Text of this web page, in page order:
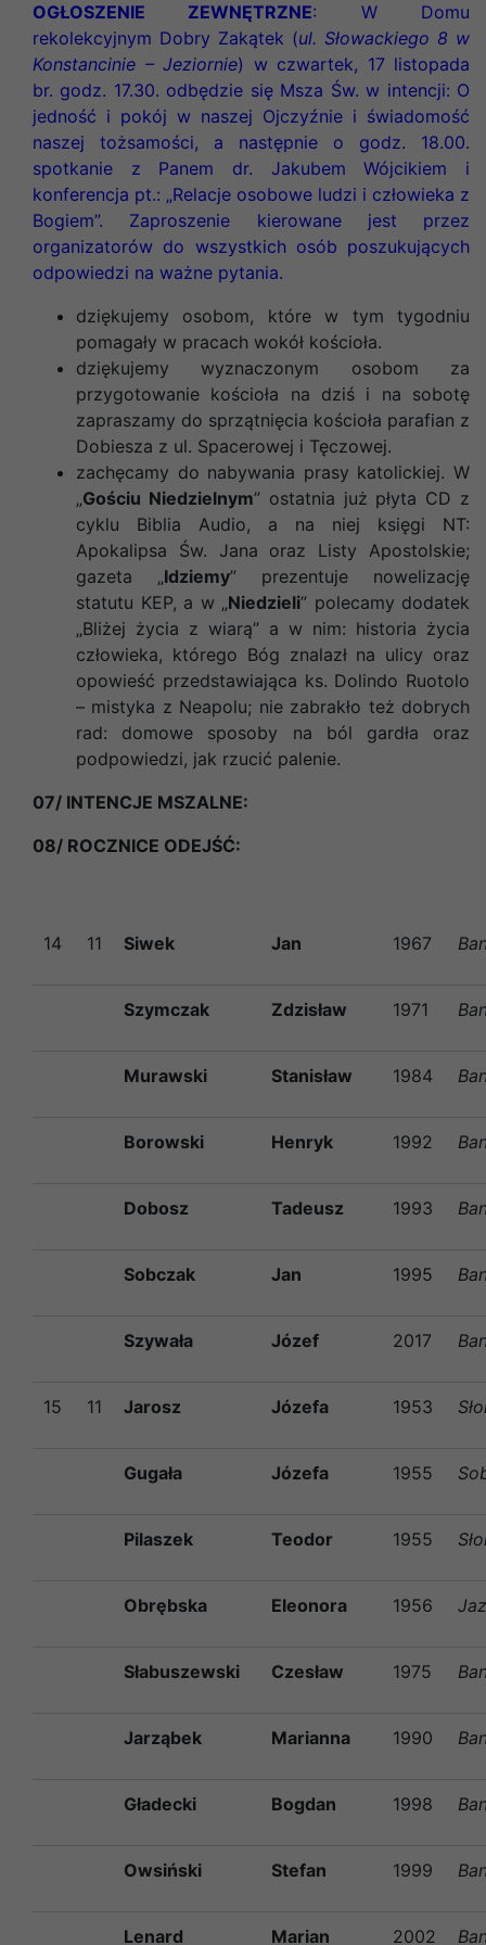
OGŁOSZENIE ZEWNĘTRZNE: W Domu
rekolekcyjnym Dobry Zakątek (ul. Słowackiego 8 w
Konstancinie – Jeziornie) w czwartek, 17 listopada
br. godz. 17.30. odbędzie się Msza Św. w intencji: O
jedność i pokój w naszej Ojczyźnie i świadomość
naszej tożsamości, a następnie o godz. 18.00.
spotkanie z Panem dr. Jakubem Wójcikiem i
konferencja pt.: „Relacje osobowe ludzi i człowieka z
Bogiem”. Zaproszenie kierowane jest przez
organizatorów do wszystkich osób poszukujących
odpowiedzi na ważne pytania.
dziękujemy osobom, które w tym tygodniu
pomagały w pracach wokół kościoła.
dziękujemy wyznaczonym osobom za
przygotowanie kościoła na dziś i na sobotę
zapraszamy do sprzątnięcia kościoła parafian z
Dobiesza z ul. Spacerowej i Tęczowej.
zachęcamy do nabywania prasy katolickiej. W
„Gościu Niedzielnym” ostatnia już płyta CD z
cyklu Biblia Audio, a na niej księgi NT:
Apokalipsa Św. Jana oraz Listy Apostolskie;
gazeta „Idziemy” prezentuje nowelizację
statutu KEP, a w „Niedzieli” polecamy dodatek
„Bliżej życia z wiarą” a w nim: historia życia
człowieka, którego Bóg znalazł na ulicy oraz
opowieść przedstawiająca ks. Dolindo Ruotolo
– mistyka z Neapolu; nie zabrakło też dobrych
rad: domowe sposoby na ból gardła oraz
podpowiedzi, jak rzucić palenie.
07/ INTENCJE MSZALNE:
08/ ROCZNICE ODEJŚĆ:
14 11 Siwek Jan 1967
Szymczak Zdzisław 1971
Murawski Stanisław 1984
Borowski Henryk 1992
Dobosz Tadeusz 1993
Sobczak Jan 1995
Szywała Józef 2017
15 11 Jarosz Józefa 1953
Gugała Józefa 1955
Pilaszek Teodor 1955
Obrębska Eleonora 1956
Słabuszewski Czesław 1975
Jarząbek Marianna 1990
Gładecki Bogdan 1998
Owsiński Stefan 1999
Lenard Marian 2002